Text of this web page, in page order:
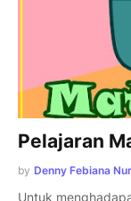
Pelajaran
by Denny Febiana
Untuk